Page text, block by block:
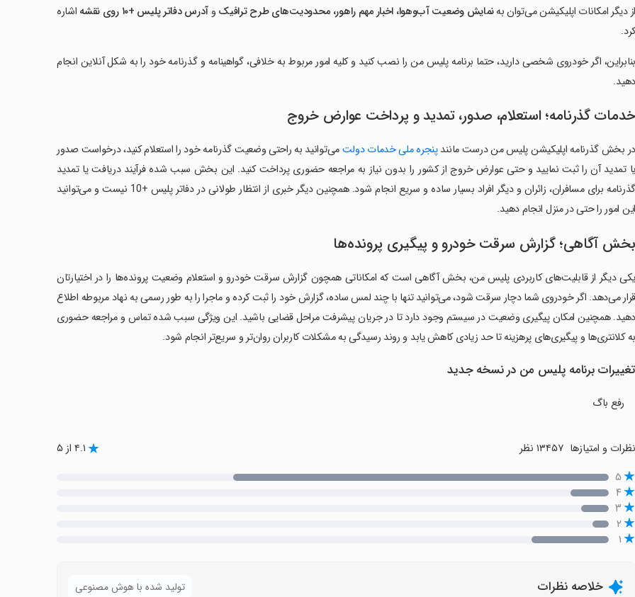
از دیگر امکانات اپلیکیشن می‌توان بهنمایش وضعیت آب‌وهوا، اخبار مهم راهور، محدودیت‌های طرح ترافیک و آدرس دفاتر پلیس +۱۰ روی نقشه
اشاره
کرد.
بنابراین، اگر خودروی شخصی دارید، حتما برنامه پلیس من را نصب کنید و کلیه امور مربوط به خلافی، گواهینامه و گذرنامه خود را به شکل آنلاین انجام
دهید.
خدمات گذرنامه؛ استعلام، صدور، تمدید و پرداخت عوارض خروج
در بخش گذرنامه اپلیکیشن پلیس من درست مانندپنجره ملی خدمات دولتمی‌توانید به راحتی وضعیت گذرنامه خود را استعلام کنید، درخواست صدور
یا تمدید آن را ثبت نمایید و حتی عوارض خروج از کشور را بدون نیاز به مراجعه حضوری پرداخت کنید. این بخش سبب شده فرآیند دریافت یا تمدید
گذرنامه برای مسافران، زائران و دیگر افراد بسیار ساده و سریع انجام شود. همچنین دیگر خبری از انتظار طولانی در دفاتر پلیس +10 نیست و می‌توانید
این امور را حتی در منزل انجام دهید.
بخش آگاهی؛ گزارش سرقت خودرو و پیگیری پرونده‌ها
یکی دیگر از قابلیت‌های کاربردی پلیس من، بخش آگاهی است که امکاناتی همچون گزارش سرقت خودرو و استعلام وضعیت پرونده‌ها را در اختیارتان
قرار می‌دهد. اگر خودروی شما دچار سرقت شود، می‌توانید تنها با چند لمس ساده، گزارش خود را ثبت کرده و ماجرا را به طور رسمی به نهاد مربوطه اطلاع
دهید. همچنین امکان پیگیری وضعیت در سیستم وجود دارد تا در جریان پیشرفت مراحل قضایی باشید. این ویژگی سبب شده تماس و مراجعه حضوری
به کلانتری‌ها و پیگیری‌های پرهزینه تا حد زیادی کاهش یابد و روند رسیدگی به مشکلات کاربران روان‌تر و سریع‌تر انجام شود.
تغییرات برنامه پلیس من در نسخه جدید
رفع باگ
نظرات و امتیازها ۱۳۴۵۷ نظر ۴.۱ از ۵
۵
۴
۳
۲
۱
خلاصه نظرات تولید شده با هوش مصنوعی